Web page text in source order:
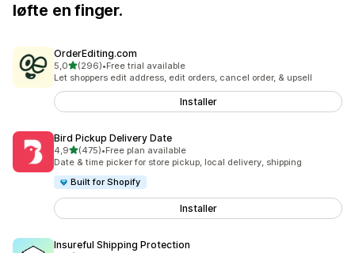
løfte en finger.
OrderEditing.com
5,0av 5 stjerner
(296)
Totalt 296 omtaler
•Free trial available
Let shoppers edit address, edit orders, cancel order, & upsell
Installer
Bird Pickup Delivery Date
4,9av 5 stjerner
(475)
Totalt 475 omtaler
•Free plan available
Date & time picker for store pickup, local delivery, shipping
Built for Shopify
Installer
Insureful Shipping Protection